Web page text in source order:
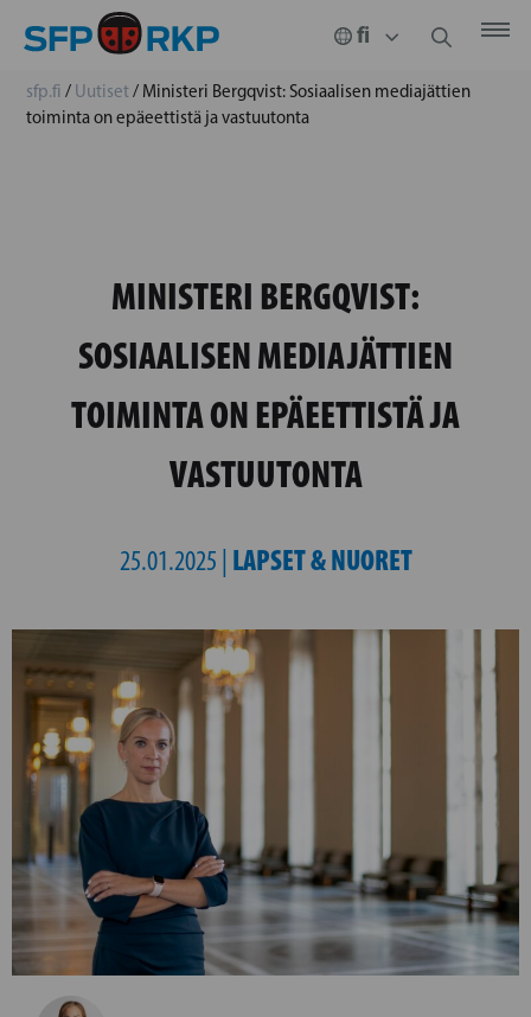
sfp.fi / Uutiset/ Ministeri Bergqvist: Sosiaalisen mediajättien
toiminta on epäeettistä ja vastuutonta
MINISTERI BERGQVIST:
SOSIAALISEN MEDIAJÄTTIEN
TOIMINTA ON EPÄEETTISTÄ JA
VASTUUTONTA
25.01.2025 | LAPSET & NUORET